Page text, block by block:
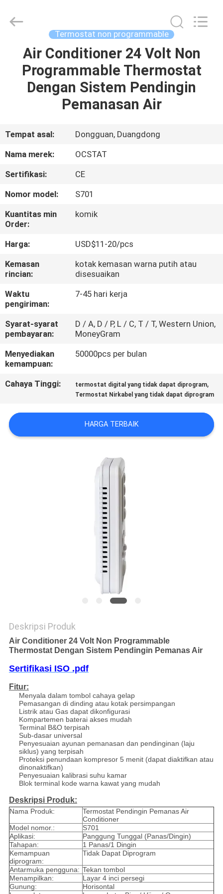
RUMAH
PRODUK
VR
KAMI
TUR
PABRIK
KONTROL
KUALITAS
HUBUNGI
KAMI
PERMINTAAN
PENAWARAN
SITEMAP
PRIVACY
Limited.
Termostat non programmable
Air Conditioner 24 Volt Non
Programmable Thermostat
Dengan Sistem Pendingin
Pemanasan Air
Tempat asal:
Dongguan, Duangdong
Nama merek:
OCSTAT
Sertifikasi:
CE
Nomor model:
S701
Kuantitas min
Order:
komik
Harga:
USD$11-20/pcs
Kemasan
rincian:
kotak kemasan warna putih atau
disesuaikan
Waktu
pengiriman:
7-45 hari kerja
Syarat-syarat
pembayaran:
D / A, D / P, L / C, T / T, Western Union,
MoneyGram
Menyediakan
kemampuan:
50000pcs per bulan
Cahaya Tinggi: termostat digital yang tidak dapat diprogram,
Termostat Nirkabel yang tidak dapat diprogram
HARGA TERBAIK
Deskripsi Produk
Air Conditioner 24 Volt Non Programmable
Thermostat Dengan Sistem Pendingin Pemanas Air
Sertifikasi ISO .pdf
Fitur:
Menyala dalam tombol cahaya gelap
Pemasangan di dinding atau kotak persimpangan
Listrik atau Gas dapat dikonfigurasi
Kompartemen baterai akses mudah
Terminal B&O terpisah
Sub-dasar universal
Penyesuaian ayunan pemanasan dan pendinginan (laju
siklus) yang terpisah
Proteksi penundaan kompresor 5 menit (dapat diaktifkan atau
dinonaktifkan)
Penyesuaian kalibrasi suhu kamar
Blok terminal kode warna kawat yang mudah
Deskripsi Produk:
Nama Produk:
Termostat Pendingin Pemanas Air
Conditioner
Model nomor.:
S701
Aplikasi:
Panggung Tunggal (Panas/Dingin)
Tahapan:
1 Panas/1 Dingin
Kemampuan
diprogram:
Tidak Dapat Diprogram
Antarmuka pengguna: Tekan tombol
Menampilkan:
Layar 4 inci persegi
Gunung:
Horisontal